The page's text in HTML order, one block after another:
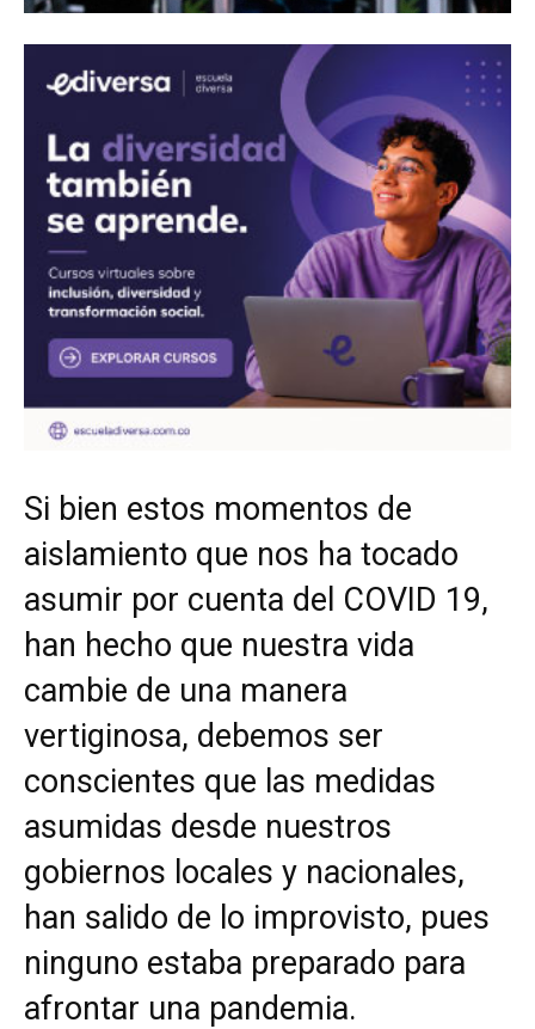
Si bien estos momentos de
aislamiento que nos ha tocado
asumir por cuenta del COVID 19,
han hecho que nuestra vida
cambie de una manera
vertiginosa, debemos ser
conscientes que las medidas
asumidas desde nuestros
gobiernos locales y nacionales,
han salido de lo improvisto, pues
ninguno estaba preparado para
afrontar una pandemia.